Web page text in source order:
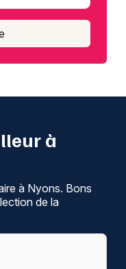
à
à Nyons. Bons
de la